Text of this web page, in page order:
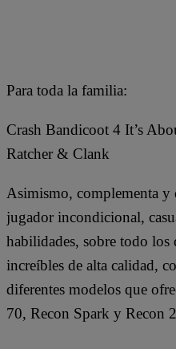
Para toda la familia:
Crash Bandicoot 4 It’s
Ratcher & Clank
Asimismo, complementa y
jugador incondicional,
habilidades, sobre todo los
increíbles de alta calidad,
diferentes modelos que
70, Recon Spark y Recon